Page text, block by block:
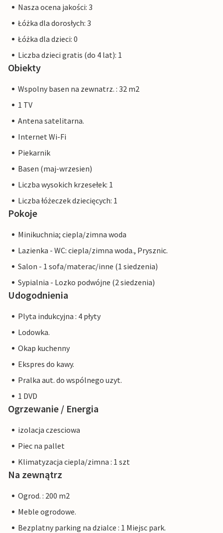
Nasza ocena jakości: 3
Łóżka dla dorosłych: 3
Łóżka dla dzieci: 0
Liczba dzieci gratis (do 4 lat): 1
Obiekty
Wspolny basen na zewnatrz. : 32 m2
1 TV
Antena satelitarna.
Internet Wi-Fi
Piekarnik
Basen (maj-wrzesien)
Liczba wysokich krzesełek: 1
Liczba łóżeczek dziecięcych: 1
Pokoje
Minikuchnia; ciepla/zimna woda
Lazienka - WC: ciepla/zimna woda., Prysznic.
Salon - 1 sofa/materac/inne (1 siedzenia)
Sypialnia - Lozko podwójne (2 siedzenia)
Udogodnienia
Plyta indukcyjna : 4 płyty
Lodowka.
Okap kuchenny
Ekspres do kawy.
Pralka aut. do wspólnego uzyt.
1 DVD
Ogrzewanie / Energia
izolacja czesciowa
Piec na pallet
Klimatyzacja ciepla/zimna : 1 szt
Na zewnątrz
Ogrod. : 200 m2
Meble ogrodowe.
Bezplatny parking na dzialce : 1 Miejsc park.